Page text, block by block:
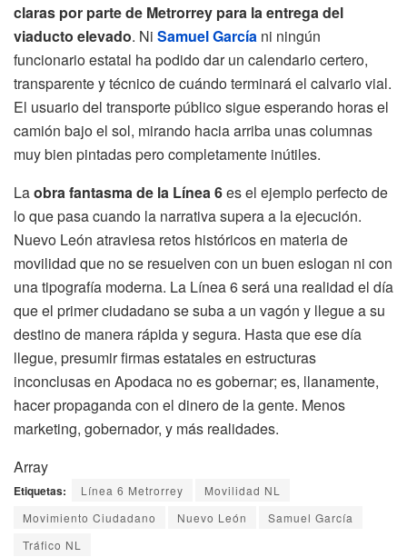
claras por parte de Metrorrey para la entrega del
viaducto elevado. Ni Samuel García ni ningún
funcionario estatal ha podido dar un calendario certero,
transparente y técnico de cuándo terminará el calvario vial.
El usuario del transporte público sigue esperando horas el
camión bajo el sol, mirando hacia arriba unas columnas
muy bien pintadas pero completamente inútiles.
Laobra fantasma de la Línea 6es el ejemplo perfecto de
lo que pasa cuando la narrativa supera a la ejecución.
Nuevo León atraviesa retos históricos en materia de
movilidad que no se resuelven con un buen eslogan ni con
una tipografía moderna. La Línea 6 será una realidad el día
que el primer ciudadano se suba a un vagón y llegue a su
destino de manera rápida y segura. Hasta que ese día
llegue, presumir firmas estatales en estructuras
inconclusas en Apodaca no es gobernar; es, llanamente,
hacer propaganda con el dinero de la gente. Menos
marketing, gobernador, y más realidades.
Array
Etiquetas: Línea 6 Metrorrey
Movilidad NL
Movimiento Ciudadano
Nuevo León
Samuel García
Tráfico NL